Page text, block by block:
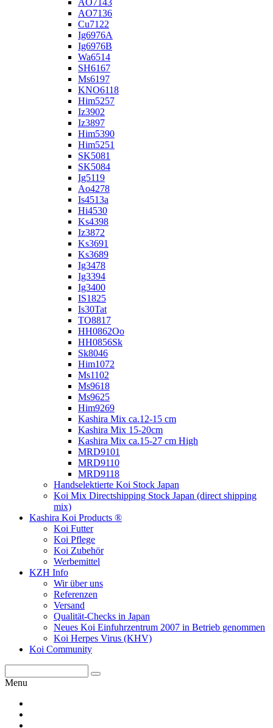
AO7136
Cu7122
Ig6976A
Ig6976B
Wa6514
SH6167
Ms6197
KNO6118
Him5257
Iz3902
Iz3897
Him5390
Him5251
SK5081
SK5084
Ig5119
Ao4278
Is4513a
Hi4530
Ks4398
Iz3872
Ks3691
Ks3689
Ig3478
Ig3394
Ig3400
IS1825
Is30Tat
TO8817
HH0862Oo
HH0856Sk
Sk8046
Him1072
Ms1102
Ms9618
Ms9625
Him9269
Kashira Mix ca.12-15 cm
Kashira Mix 15-20cm
Kashira Mix ca.15-27 cm High
MRD9101
MRD9110
MRD9118
Handselektierte Koi Stock Japan
Koi Mix Directshipping Stock Japan (direct shipping
mix)
Kashira Koi Products ®
Koi Futter
Koi Pflege
Koi Zubehör
Werbemittel
KZH Info
Wir über uns
Referenzen
Versand
Qualität-Checks in Japan
Neues Koi Einfuhrzentrum 2007 in Betrieb genommen
Koi Herpes Virus (KHV)
Koi Community
Menu